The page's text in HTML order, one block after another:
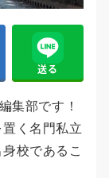
送る
集部です！
く名門私立
校であるこ